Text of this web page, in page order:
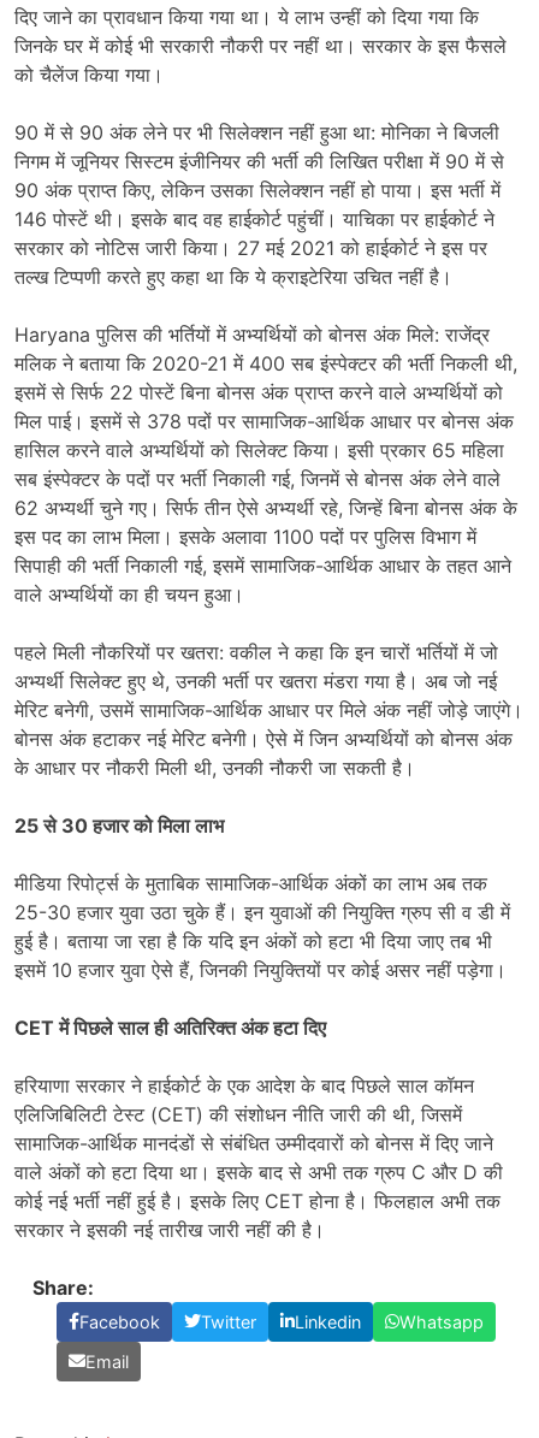
दिए जाने का प्रावधान किया गया था। ये लाभ उन्हीं को दिया गया कि
जिनके घर में कोई भी सरकारी नौकरी पर नहीं था। सरकार के इस फैसले
को चैलेंज किया गया।
90 में से 90 अंक लेने पर भी सिलेक्शन नहीं हुआ था: मोनिका ने बिजली
निगम में जूनियर सिस्टम इंजीनियर की भर्ती की लिखित परीक्षा में 90 में से
90 अंक प्राप्त किए, लेकिन उसका सिलेक्शन नहीं हो पाया। इस भर्ती में
146 पोस्टें थी। इसके बाद वह हाईकोर्ट पहुंचीं। याचिका पर हाईकोर्ट ने
सरकार को नोटिस जारी किया। 27 मई 2021 को हाईकोर्ट ने इस पर
तल्ख टिप्पणी करते हुए कहा था कि ये क्राइटेरिया उचित नहीं है।
Haryana पुलिस की भर्तियों में अभ्यर्थियों को बोनस अंक मिले: राजेंद्र
मलिक ने बताया कि 2020-21 में 400 सब इंस्पेक्टर की भर्ती निकली थी,
इसमें से सिर्फ 22 पोस्टें बिना बोनस अंक प्राप्त करने वाले अभ्यर्थियों को
मिल पाई। इसमें से 378 पदों पर सामाजिक-आर्थिक आधार पर बोनस अंक
हासिल करने वाले अभ्यर्थियों को सिलेक्ट किया। इसी प्रकार 65 महिला
सब इंस्पेक्टर के पदों पर भर्ती निकाली गई, जिनमें से बोनस अंक लेने वाले
62 अभ्यर्थी चुने गए। सिर्फ तीन ऐसे अभ्यर्थी रहे, जिन्हें बिना बोनस अंक के
इस पद का लाभ मिला। इसके अलावा 1100 पदों पर पुलिस विभाग में
सिपाही की भर्ती निकाली गई, इसमें सामाजिक-आर्थिक आधार के तहत आने
वाले अभ्यर्थियों का ही चयन हुआ।
पहले मिली नौकरियों पर खतरा: वकील ने कहा कि इन चारों भर्तियों में जो
अभ्यर्थी सिलेक्ट हुए थे, उनकी भर्ती पर खतरा मंडरा गया है। अब जो नई
मेरिट बनेगी, उसमें सामाजिक-आर्थिक आधार पर मिले अंक नहीं जोड़े जाएंगे।
बोनस अंक हटाकर नई मेरिट बनेगी। ऐसे में जिन अभ्यर्थियों को बोनस अंक
के आधार पर नौकरी मिली थी, उनकी नौकरी जा सकती है।
25 से 30 हजार को मिला लाभ
मीडिया रिपोर्ट्स के मुताबिक सामाजिक-आर्थिक अंकों का लाभ अब तक
25-30 हजार युवा उठा चुके हैं। इन युवाओं की नियुक्ति ग्रुप सी व डी में
हुई है। बताया जा रहा है कि यदि इन अंकों को हटा भी दिया जाए तब भी
इसमें 10 हजार युवा ऐसे हैं, जिनकी नियुक्तियों पर कोई असर नहीं पड़ेगा।
CET में पिछले साल ही अतिरिक्त अंक हटा दिए
हरियाणा सरकार ने हाईकोर्ट के एक आदेश के बाद पिछले साल कॉमन
एलिजिबिलिटी टेस्ट (CET) की संशोधन नीति जारी की थी, जिसमें
सामाजिक-आर्थिक मानदंडों से संबंधित उम्मीदवारों को बोनस में दिए जाने
वाले अंकों को हटा दिया था। इसके बाद से अभी तक ग्रुप C और D की
कोई नई भर्ती नहीं हुई है। इसके लिए CET होना है। फिलहाल अभी तक
सरकार ने इसकी नई तारीख जारी नहीं की है।
Share:
Facebook Twitter Linkedin
Whatsapp
Email